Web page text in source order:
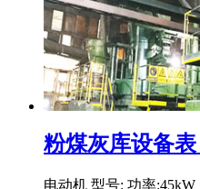
粉煤灰库设备
电动机 型号: 功率